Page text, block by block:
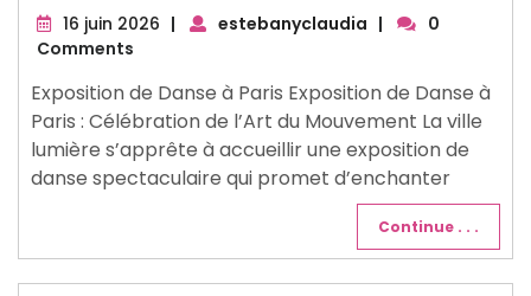
16 juin 2026 16| estebanyclaudia |
0
Comments
Exposition de Danse à Paris Exposition de Danse à
Paris : Célébration de l’Art du Mouvement La ville
lumière s’apprête à accueillir une exposition de
danse spectaculaire qui promet d’enchanter
Continue . . .